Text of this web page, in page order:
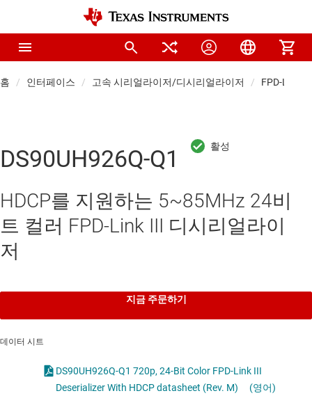
홈 인터페이스 고속 시리얼라이저/디시리얼라이저 FPD-Link
DS90UH926Q-Q1
HDCP를 지원하는 5~85MHz 24비
트 컬러 FPD-Link III 디시리얼라이
저
지금 주문하기
데이터 시트
DS90UH926Q-Q1 720p, 24-Bit Color FPD-Link III
Deserializer With HDCP datasheet (Rev. M)
(영어)